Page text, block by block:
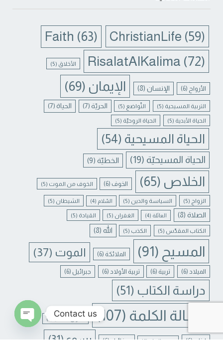
ChristianLife (59)
Faith (63)
RisalatAlKalima (72) الأخلاق (5)
الأرواح (6) الإنسان(8) الإيمان (69)
التربية المسيحية (5) التّواضع (5) الحريّة (7) الحياة (7)
الحياة الأبدية (5) الحياة الروحيّة (5)
الحياة المسيحية (54)
الحياة المسيحيّة (19) الخطيّة (9)
الخلاص (65) الخوف (6) الخوف من الموت (5)
الزواج (5) السياسة والدين (5) السّلام (4) الشيطان (5)
الصلاة (8) العائلة (4) الغفران (5) القيادة (5)
الكتاب المقدّس (5) الكذب (5) الله (8)
المسيح (91) الملائكة (6) الموت (37)
الميلاد (6) تربية (6) تربية الأولاد (6) جبرائيل (6)
دراسة الكتاب (51)
رسالة الكلمة (107) غفران الخطايا
لبنان (6) معنى الحياة (4) ميخائيل (6) يسوع (31)
Contact us